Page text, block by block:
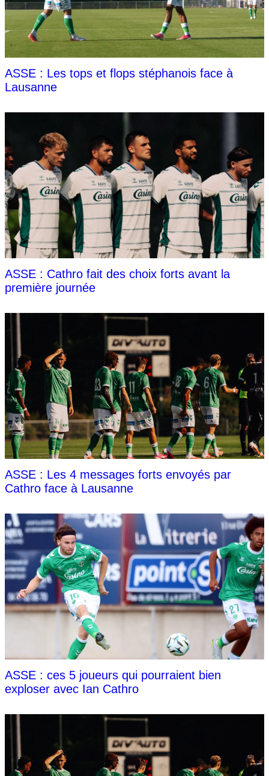
ASSE : Les tops et flops stéphanois face à
Lausanne
ASSE : Cathro fait des choix forts avant la
première journée
ASSE : Les 4 messages forts envoyés par
Cathro face à Lausanne
ASSE : ces 5 joueurs qui pourraient bien
exploser avec Ian Cathro